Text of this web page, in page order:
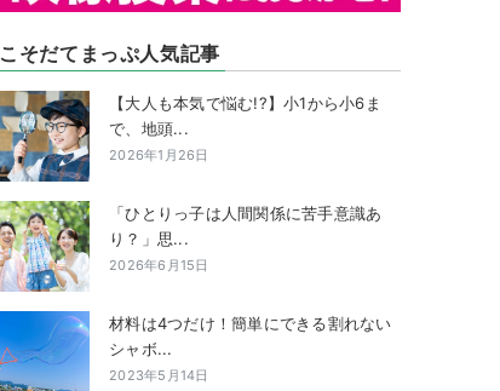
こそだてまっぷ人気記事
【大人も本気で悩む!?】小1から小6ま
で、地頭...
2026年1月26日
「ひとりっ子は人間関係に苦手意識あ
り？」思...
2026年6月15日
材料は4つだけ！簡単にできる割れない
シャボ...
2023年5月14日